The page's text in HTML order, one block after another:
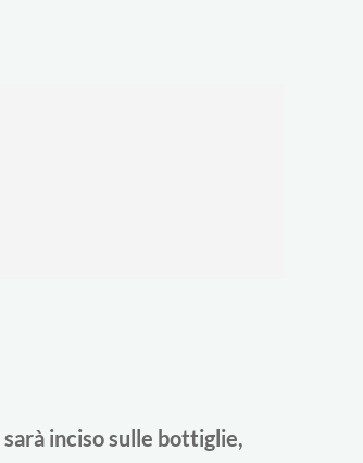
inciso sulle bottiglie,